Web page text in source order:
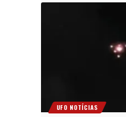
UFO NOTÍCIAS